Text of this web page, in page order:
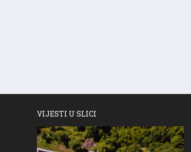
VIJESTI U SLICI